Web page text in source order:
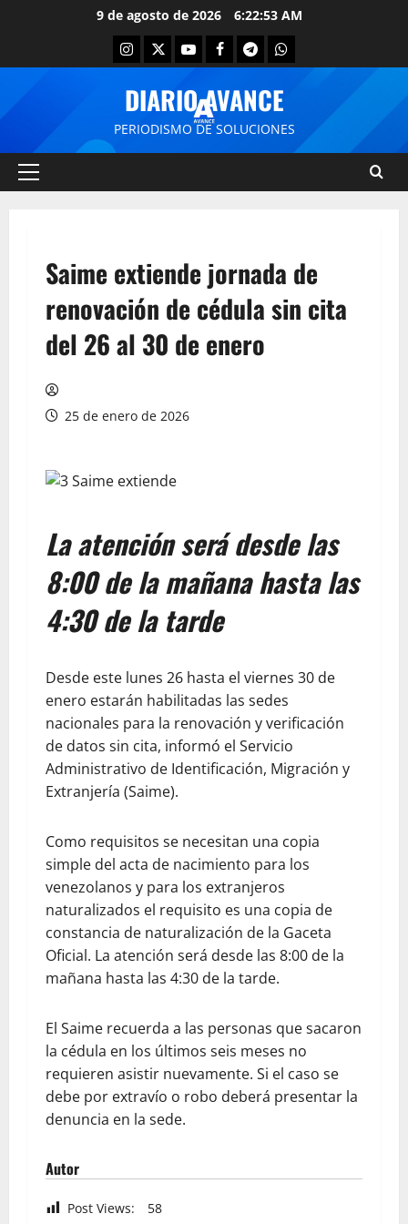
9 de agosto de 2026 6:22:54 AM
DIARIO AVANCE
PERIODISMO DE SOLUCIONES
Saime extiende jornada de
renovación de cédula sin cita
del 26 al 30 de enero
25 de enero de 2026
La atención será desde las
8:00 de la mañana hasta las
4:30 de la tarde
Desde este lunes 26 hasta el viernes 30 de
enero estarán habilitadas las sedes
nacionales para la renovación y verificación
de datos sin cita, informó el Servicio
Administrativo de Identificación, Migración y
Extranjería (Saime).
Como requisitos se necesitan una copia
simple del acta de nacimiento para los
venezolanos y para los extranjeros
naturalizados el requisito es una copia de
constancia de naturalización de la Gaceta
Oficial. La atención será desde las 8:00 de la
mañana hasta las 4:30 de la tarde.
El Saime recuerda a las personas que sacaron
la cédula en los últimos seis meses no
requieren asistir nuevamente. Si el caso se
debe por extravío o robo deberá presentar la
denuncia en la sede.
Autor
Post Views: 58